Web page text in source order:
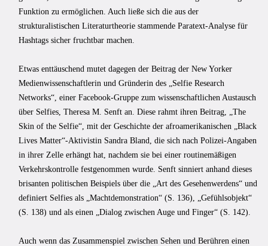
Funktion zu ermöglichen. Auch ließe sich die aus der
strukturalistischen Literaturtheorie stammende Paratext-Analyse für
Hashtags sicher fruchtbar machen.
Etwas enttäuschend mutet dagegen der Beitrag der New Yorker
Medienwissenschaftlerin und Gründerin des „Selfie Research
Networks“, einer Facebook-Gruppe zum wissenschaftlichen Austausch
über Selfies, Theresa M. Senft an. Diese rahmt ihren Beitrag, „The
Skin of the Selfie“, mit der Geschichte der afroamerikanischen „Black
Lives Matter“-Aktivistin Sandra Bland, die sich nach Polizei-Angaben
in ihrer Zelle erhängt hat, nachdem sie bei einer routinemäßigen
Verkehrskontrolle festgenommen wurde. Senft sinniert anhand dieses
brisanten politischen Beispiels über die „Art des Gesehenwerdens“ und
definiert Selfies als „Machtdemonstration“ (S. 136), „Gefühlsobjekt“
(S. 138) und als einen „Dialog zwischen Auge und Finger“ (S. 142).
Auch wenn das Zusammenspiel zwischen Sehen und Berühren einen